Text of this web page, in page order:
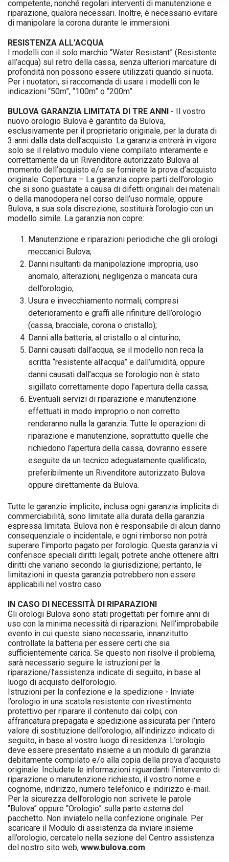
competente, nonché regolari interventi di manutenzione e
riparazione, qualora necessari. Inoltre, è necessario evitare
di manipolare la corona durante le immersioni.
RESISTENZA ALL’ACQUA
I modelli con il solo marchio “Water Resistant” (Resistente
all’acqua) sul retro della cassa, senza ulteriori marcature di
profondità non possono essere utilizzati quando si nuota.
Per i nuotatori, si raccomanda di usare i modelli con le
indicazioni “50m”, “100m” o “200m”.
BULOVA GARANZIA LIMITATA DI TRE ANNI
- Il vostro
nuovo orologio Bulova è garantito da Bulova,
esclusivamente per il proprietario originale, per la durata di
3 anni dalla data dell’acquisto. La garanzia entrerà in vigore
solo se il relativo modulo viene compilato interamente e
correttamente da un Rivenditore autorizzato Bulova al
momento dell’acquisto e/o se fornirete la prova d’acquisto
originale. Copertura – La garanzia copre parti dell’orologio
che si sono guastate a causa di difetti originali dei materiali
o della manodopera nel corso dell’uso normale; oppure
Bulova, a sua sola discrezione, sostituirà l’orologio con un
modello simile. La garanzia non copre:
Manutenzione e riparazioni periodiche che gli orologi
meccanici Bulova;
Danni risultanti da manipolazione impropria, uso
anomalo, alterazioni, negligenza o mancata cura
dell’orologio;
Usura e invecchiamento normali, compresi
deterioramento e graffi alle rifiniture dell’orologio
(cassa, bracciale, corona o cristallo);
Danni alla batteria, al cristallo o al cinturino;
Danni causati dall’acqua, se il modello non reca la
scritta “resistente all’acqua” e dall’umidità, oppure
danni causati dall’acqua se l’orologio non è stato
sigillato correttamente dopo l’apertura della cassa;
Eventuali servizi di riparazione e manutenzione
effettuati in modo improprio o non corretto
renderanno nulla la garanzia. Tutte le operazioni di
riparazione e manutenzione, soprattutto quelle che
richiedono l’apertura della cassa, dovranno essere
eseguite da un tecnico adeguatamente qualificato,
preferibilmente un Rivenditore autorizzato Bulova
oppure direttamente da Bulova.
Tutte le garanzie implicite, inclusa ogni garanzia implicita di
commerciabilità, sono limitate alla durata della garanzia
espressa limitata. Bulova non è responsabile di alcun danno
consequenziale o incidentale, e ogni rimborso non potrà
superare l’importo pagato per l’orologio. Questa garanzia vi
conferisce speciali diritti legali; potrete anche ottenere altri
diritti che variano secondo la giurisdizione; pertanto, le
limitazioni in questa garanzia potrebbero non essere
applicabili nel vostro caso.
IN CASO DI NECESSITÀ DI RIPARAZIONI
Gli orologi Bulova sono stati progettati per fornire anni di
uso con la minima necessità di riparazioni. Nell’improbabile
evento in cui queste siano necessarie, innanzitutto
controllate la batteria per essere certi che sia
sufficientemente carica. Se questo non risolve il problema,
sarà necessario seguire le istruzioni per la
riparazione/l’assistenza indicate di seguito, in base al
luogo di acquisto dell’orologio.
Istruzioni per la confezione e la spedizione - Inviate
l’orologio in una scatola resistente con rivestimento
protettivo per riparare il contenuto dai colpi, con
affrancatura prepagata e spedizione assicurata per l’intero
valore di sostituzione dell’orologio, all’indirizzo indicato di
seguito, in base al vostro luogo di residenza. L’orologio
deve essere presentato insieme a un modulo di garanzia
debitamente compilato e/o alla copia della prova d’acquisto
originale. Includete le informazioni riguardanti l’intervento di
riparazione o manutenzione richiesto, il vostro nome e
cognome, indirizzo, numero telefonico e indirizzo e-mail.
Per la sicurezza dell’orologio non scrivete le parole
“Bulova” oppure “Orologio” sulla parte esterna del
pacchetto. Non inviatelo nella confezione originale. Per
scaricare il Modulo di assistenza da inviare insieme
all’orologio, cercatelo nella sezione del Centro assistenza
del nostro sito web, www.bulova.com .